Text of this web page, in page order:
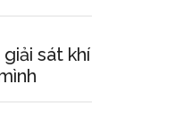
sát khí